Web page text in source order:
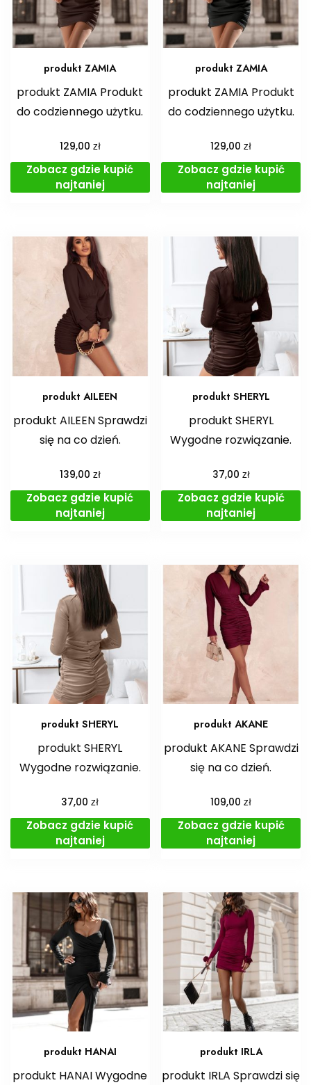
produkt ZAMIA
produkt ZAMIA Produkt
do codziennego użytku.
129,00 zł
Zobacz gdzie kupić
najtaniej
produkt ZAMIA
produkt ZAMIA Produkt
do codziennego użytku.
129,00zł
Zobacz gdzie kupić
najtaniej
produkt AILEEN
produkt AILEEN Sprawdzi
się na co dzień.
139,00 zł
Zobacz gdzie kupić
najtaniej
produkt SHERYL
produkt SHERYL
Wygodne rozwiązanie.
37,00 zł
Zobacz gdzie kupić
najtaniej
produkt SHERYL
produkt SHERYL
Wygodne rozwiązanie.
37,00zł
Zobacz gdzie kupić
najtaniej
produkt AKANE
produkt AKANE Sprawdzi
się na co dzień.
109,00zł
Zobacz gdzie kupić
najtaniej
produkt HANAI
produkt HANAI Wygodne
produkt IRLA
produkt IRLA Sprawdzi się